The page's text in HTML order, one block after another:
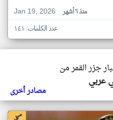
Jan 19, 2026
منذ ٦ أشهر
عدد الكلمات: ١٤١
جزر القمر من
عربي
مصادر أخرى